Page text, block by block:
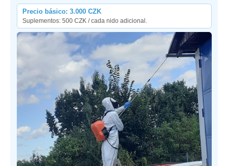
Precio básico: 3.000 CZK
Suplementos: 500 CZK / cada nido adicional.